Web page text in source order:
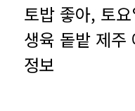
토밥 좋아, 토
생육 돝밭 제주
정보